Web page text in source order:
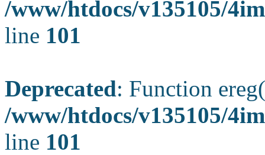
/www/htdocs/v135105/
line 101
Deprecated: Function
/www/htdocs/v135105/
line 101